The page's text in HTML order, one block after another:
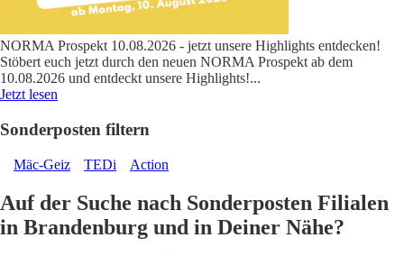
NORMA Prospekt 10.08.2026 - jetzt unsere Highlights entdecken!
Stöbert euch jetzt durch den neuen NORMA Prospekt ab dem
10.08.2026 und entdeckt unsere Highlights!...
Jetzt lesen
Sonderposten filtern
Mäc-Geiz TEDi Action
Auf der Suche nach Sonderposten Filialen
in Brandenburg und in Deiner Nähe?